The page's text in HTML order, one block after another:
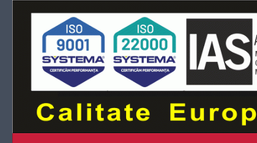
Skip to content